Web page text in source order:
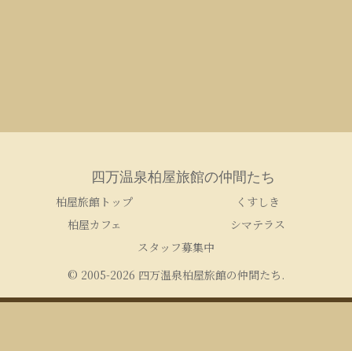
四万温泉柏屋旅館の仲間たち
柏屋旅館トップ
くすしき
柏屋カフェ
シマテラス
スタッフ募集中
© 2005-2026 四万温泉柏屋旅館の仲間たち.